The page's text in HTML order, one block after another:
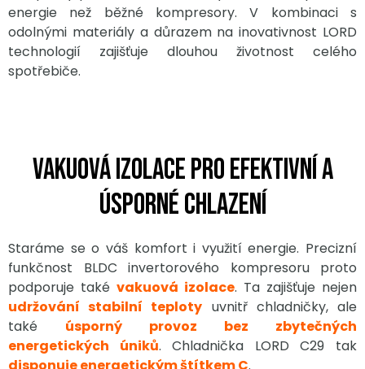
energie než běžné kompresory. V kombinaci s
odolnými materiály a důrazem na inovativnost LORD
technologií zajišťuje dlouhou životnost celého
spotřebiče.
Vakuová izolace pro efektivní a
úsporné chlazení
Staráme se o váš komfort i využití energie. Precizní
funkčnost BLDC invertorového kompresoru proto
podporuje také vakuová izolace. Ta zajišťuje nejen
udržování stabilní teploty uvnitř chladničky, ale
také úsporný provoz bez zbytečných
energetických úniků. Chladnička LORD C29 tak
disponuje energetickým štítkem C.